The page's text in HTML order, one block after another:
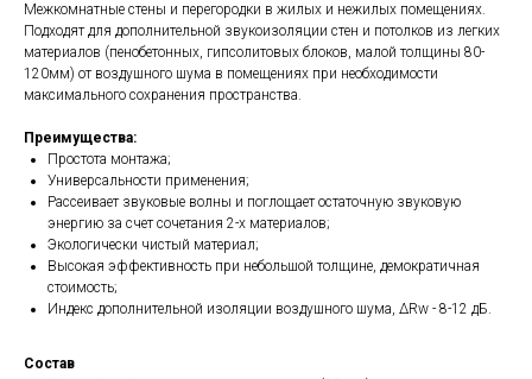
Межкомнатные стены и перегородки в жилых и нежилых помещениях.
Подходят для дополнительной звукоизоляции стен и потолков из легких
материалов (пенобетонных, гипсолитовых блоков, малой толщины 80-
120мм) от воздушного шума в помещениях при необходимости
максимального сохранения пространства.
Преимущества:
Простота монтажа;
Универсальности применения;
Рассеивает звуковые волны и поглощает остаточную звуковую
энергию за счет сочетания 2-х материалов;
Экологически чистый материал;
Высокая эффективность при небольшой толщине, демократичная
стоимость;
Индекс дополнительной изоляции воздушного шума, ΔRw - 8-12 дБ.
Состав